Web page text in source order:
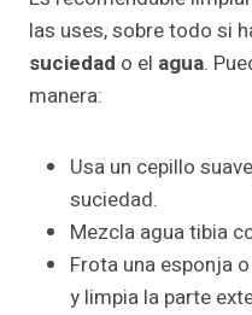
las uses, sobre todo si
suciedad o el agua.
manera:
Usa un cepillo
suciedad.
Mezcla agua tibia
Frota una esponja
y limpia la parte